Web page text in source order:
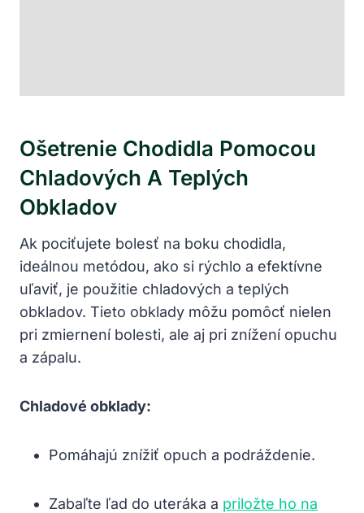
Ošetrenie Chodidla Pomocou
Chladových A Teplých
Obkladov
Ak pociťujete bolesť na boku chodidla,
ideálnou metódou, ako si rýchlo a efektívne
uľaviť, je použitie chladových a teplých
obkladov. Tieto obklady môžu pomôcť nielen
pri zmiernení bolesti, ale aj pri znížení opuchu
a zápalu.
Chladové obklady:
Pomáhajú znížiť opuch a podráždenie.
Zabaľte ľad do uteráka a priložte ho na